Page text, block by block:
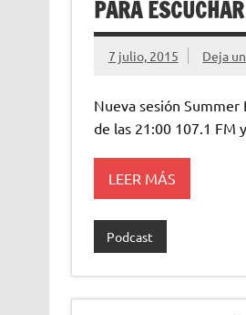
PARA ESCUCHAR
7 julio, 2015 Deja
Nueva sesión
de las 21:00 107.1 FM
LEER MÁS
Podcast